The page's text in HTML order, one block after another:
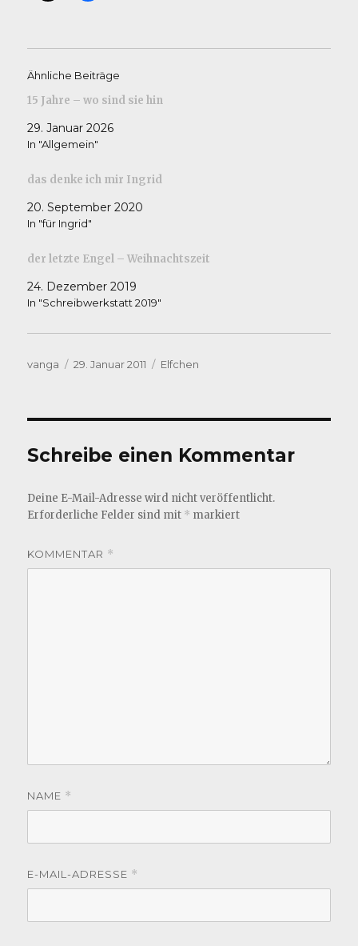
Ähnliche Beiträge
15 Jahre – wo sind sie hin
29. Januar 2026
In "Allgemein"
das denke ich mir Ingrid
20. September 2020
In "für Ingrid"
der letzte Engel – Weihnachtszeit
24. Dezember 2019
In "Schreibwerkstatt 2019"
Autor
vanga
Veröffentlicht
29. Januar 2011 Kategorien
Elfchen
Schreibe einen Kommentar
Deine E-Mail-Adresse wird nicht veröffentlicht.
Erforderliche Felder sind mit * markiert
KOMMENTAR *
NAME *
E-MAIL-ADRESSE *